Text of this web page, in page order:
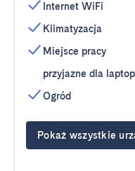
Internet WiFi
Klimatyzacja
Miejsce pracy
przyjazne dla
Ogród
Pokaż wszystkie